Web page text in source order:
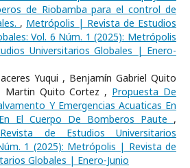
de Riobamba para el control de
, Metrópolis | Revista de Estudios
Vol. 6 Núm. 1 (2025): Metrópolis
Universitarios Globales | Enero-
Yuqui , Benjamín Gabriel Quito
Martin Quito Cortez , Propuesta De
Y Emergencias Acuaticas En
El Cuerpo De Bomberos Paute ,
de Estudios Universitarios
1 (2025): Metrópolis | Revista de
Globales | Enero-Junio